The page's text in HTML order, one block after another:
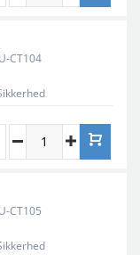
CT104
CT105